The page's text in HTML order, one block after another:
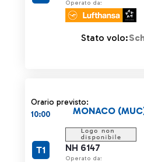
Operato da:
Stato volo:
Orario previsto:
10:00
NH 6147
Operato da:
MONACO
T1